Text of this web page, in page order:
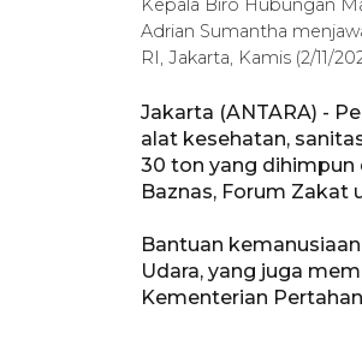
Kepala Biro Hubungan
Adrian Sumantha
RI, Jakarta, Kamis (2/11/
Jakarta (ANTARA) -
alat kesehatan,
30 ton yang dihimpun
Baznas, Forum Zakat
Bantuan
Udara, yang juga
Kementerian